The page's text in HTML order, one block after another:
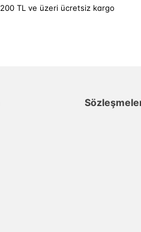
200 TL ve üzeri ücretsiz kargo